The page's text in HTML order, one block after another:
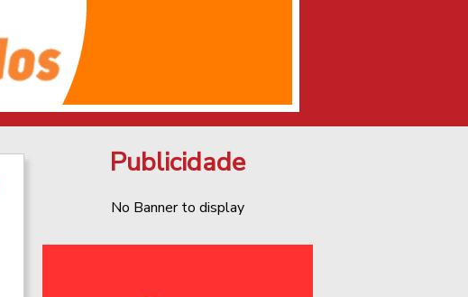
Publicidade
No Banner to display